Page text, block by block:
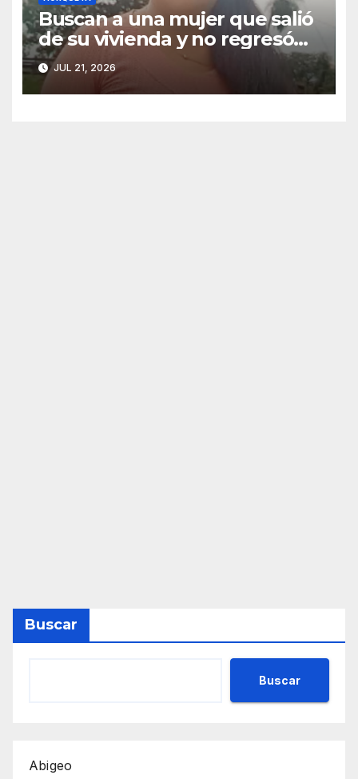
Buscan a una mujer que salió
de su vivienda y no regresó
en Horqueta
JUL 21, 2026
Buscar
Buscar
Abigeo